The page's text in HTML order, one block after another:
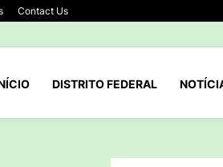
Contact Us
DISTRITO FEDERAL